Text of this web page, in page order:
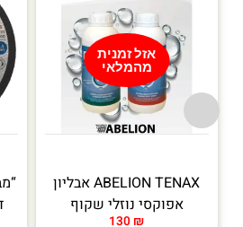
אזל זמנית
מהמלאי
ABELION TENAX אבליון
אפוקסי נוזלי שקוף
130 ₪